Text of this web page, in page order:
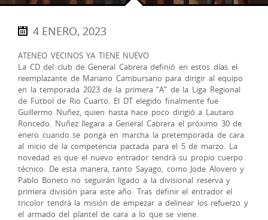
4 ENERO, 2023
ATENEO VECINOS YA TIENE NUEVO
La CD del club de General Cabrera definió en estos días el
reemplazante de Mariano Cambursano para dirigir al equipo
en la temporada 2023 de la primera “A” de la Liga Regional
de Futbol de Rio Cuarto. El DT elegido finalmente fue
Guillermo Nuñez, quien hasta hace poco dirigió a Lautaro
Roncedo. Nuñez llegara a General Cabrera el próximo 30 de
enero cuando se ponga en marcha la pretemporada de cara
al inicio de la competencia pactada para el 5 de marzo. La
novedad es que el nuevo entrador tendrá su propio cuerpo
técnico. De esta manera, tanto Sayago, como Jode Alovero y
Pablo Boneto no seguirán ligado a la divisional reserva y
primera división para este año. Tras definir el entrador el
tricolor tendrá la misión de empezar a delinear los refuerzo y
el armado del plantel de cara a lo que se viene.